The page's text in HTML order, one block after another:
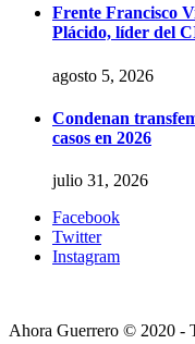
Frente Francisco
Plácido, líder del
agosto 5, 2026
Condenan
casos en 2026
julio 31, 2026
Facebook
Twitter
Instagram
Ahora Guerrero © 2020 -